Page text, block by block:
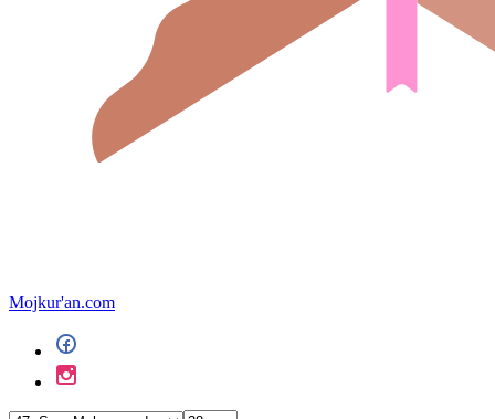
Mojkur'an.com